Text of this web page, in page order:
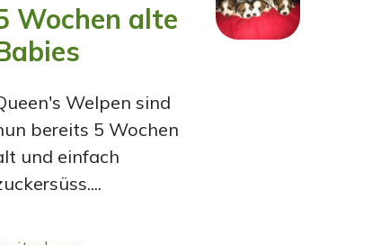
Wochen alte
Welpen sind
bereits 5 Wochen
und einfach